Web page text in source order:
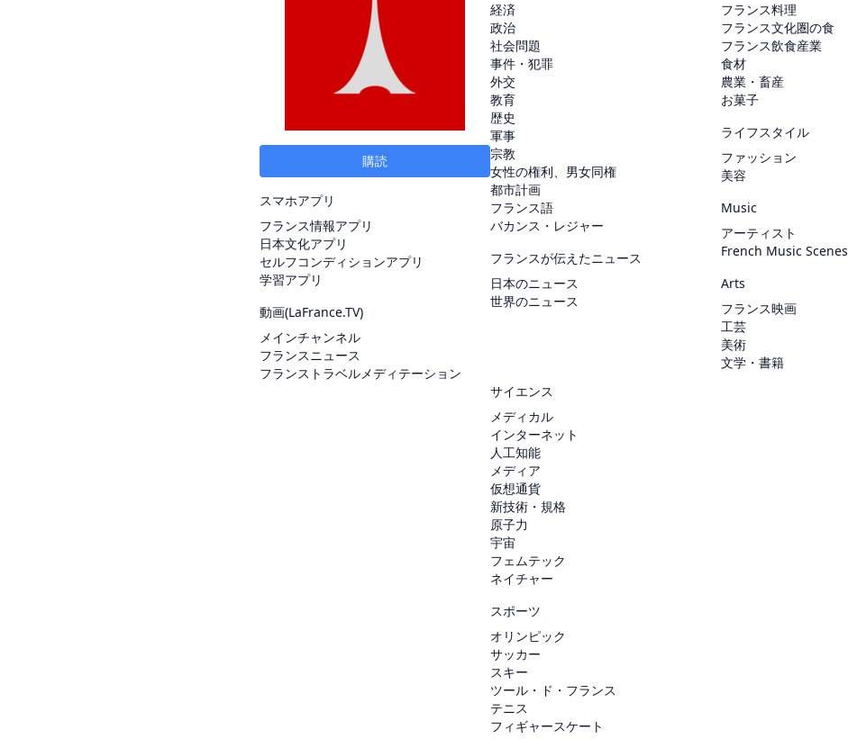
購読
スマホアプリ
フランス情報アプリ
日本文化アプリ
セルフコンディションアプリ
学習アプリ
動画(LaFrance.TV)
メインチャンネル
フランスニュース
フランストラベルメディテーション
経済
政治
社会問題
事件・犯罪
外交
教育
歴史
軍事
宗教
女性の権利、男女同権
都市計画
フランス語
バカンス・レジャー
フランスが伝えたニュース
日本のニュース
世界のニュース
フランス料理
フランス文化圏の食
フランス飲食産業
食材
農業・畜産
お菓子
ライフスタイル
ファッション
美容
Music
アーティスト
French Music Scenes
Arts
フランス映画
工芸
美術
文学・書籍
サイエンス
メディカル
インターネット
人工知能
メディア
仮想通貨
新技術・規格
原子力
宇宙
フェムテック
ネイチャー
スポーツ
オリンピック
サッカー
スキー
ツール・ド・フランス
テニス
フィギャースケート